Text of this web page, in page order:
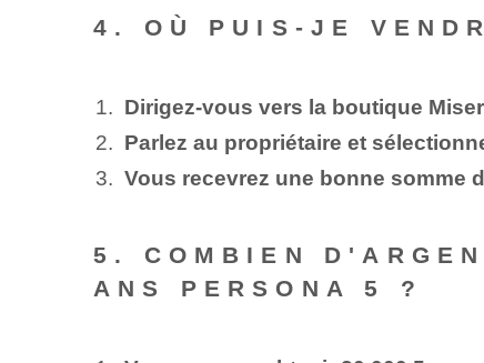
4. OÙ PUIS-JE
Dirigez-vous vers la boutique
Parlez au propriétaire et
Vous recevrez une bonne somme
5. COMBIEN
ANS PERSONA 5 ?